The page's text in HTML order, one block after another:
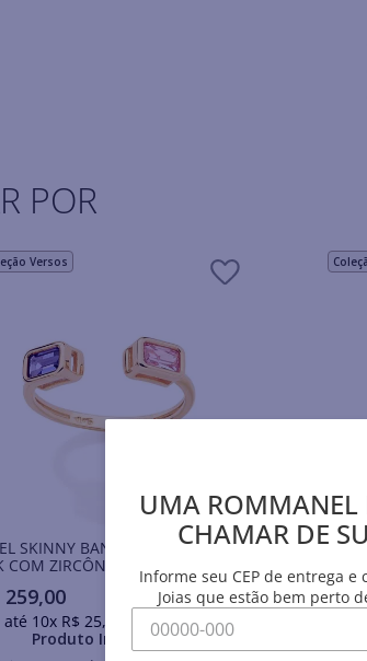
POR
Versos
SKINNY BANHADO A OURO
COM ZIRCÔNIAS
259,00
até 10x R$ 25,
sem juros
Produto Indisponível
R$
UMA ROMMANEL
CHAMAR DE
Informe seu CEP de entrega e
Joias que estão bem perto